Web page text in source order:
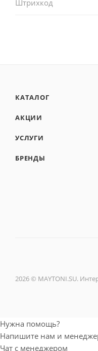
Штрихкод
КАТАЛОГ
АКЦИИ
УСЛУГИ
БРЕНДЫ
2026 © MAYTONI.SU.
Нужна помощь?
Напишите нам и
Чат с менеджером